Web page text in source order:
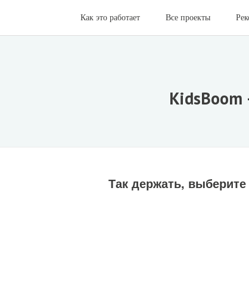
Как это работает Все проекты
Так держать,